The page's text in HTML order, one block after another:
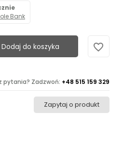
Bank
Dodaj do koszyka favorite_border
pytania? Zadzwoń: +48 515 159 329
Zapytaj o produkt